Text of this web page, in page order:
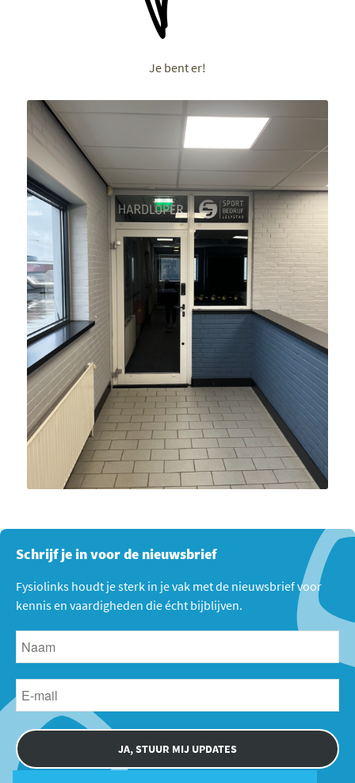
Je bent er!
Schrijf je in voor de nieuwsbrief
Fysiolinks houdt je sterk in je vak met de nieuwsbrief voor
kennis en vaardigheden die écht bijblijven.
JA, STUUR MIJ UPDATES